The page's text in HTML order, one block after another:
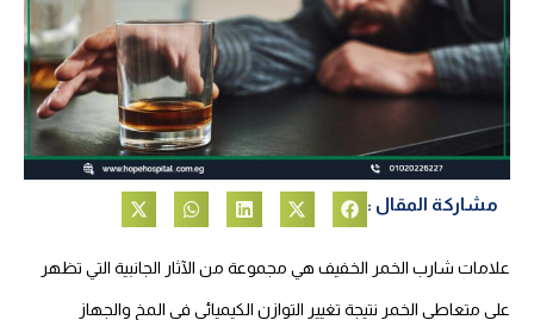
مشاركة المقال :
علامات شارب الخمر الخفيف هي مجموعة من الآثار الجانبية التي تظهر
على متعاطي الخمر نتيجة تغيير التوازن الكيميائي في المخ والجهاز